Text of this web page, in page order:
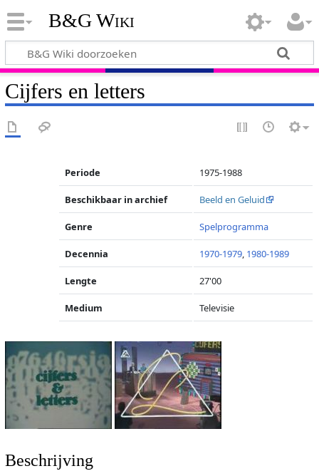
B&G Wiki
Cijfers en letters
Periode 1975-1988
Beschikbaar in archief Beeld en Geluid
Genre Spelprogramma
Decennia 1970-1979, 1980-1989
Lengte 27'00
Medium Televisie
Beschrijving